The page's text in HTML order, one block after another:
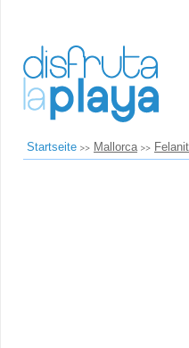
Startseite Mallorca